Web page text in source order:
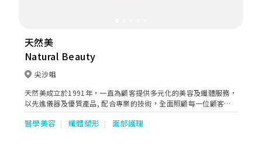
天然美
Natural Beauty
尖沙咀
天然美成立於1991年，一直為顧客提供多元化的美容及纖體服務，
以先進儀器及優質產品, 配合專業的技術，全面照顧每一位顧客的
需要 。
醫學美容 纖體塑形 面部護理